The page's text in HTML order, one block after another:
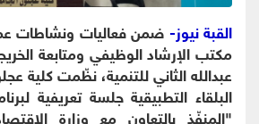
القبة نيوز-ضمن فعاليات ونشاطات
مكتب الإرشاد الوظيفي ومتابعة
عبدالله الثاني للتنمية، نظّمت كلية
البلقاء التطبيقية جلسة تعريفية
"المنفّذ بالتعاون مع وزارة